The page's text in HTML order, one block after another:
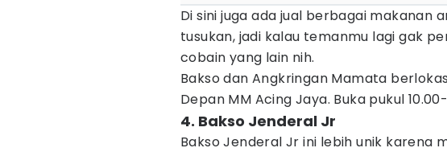
Di sini juga ada jual berbagai makanan
tusukan, jadi kalau temanmu lagi gak
cobain yang lain nih.
Bakso dan Angkringan Mamata
Depan MM Acing Jaya. Buka pukul
4. Bakso Jenderal Jr
Bakso Jenderal Jr ini lebih unik karena